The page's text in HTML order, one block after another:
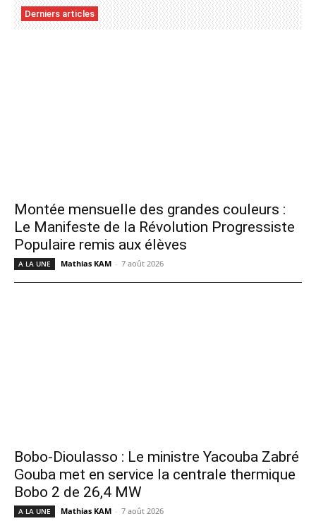
Derniers articles
Montée mensuelle des grandes couleurs :
Le Manifeste de la Révolution Progressiste
Populaire remis aux élèves
A LA UNE Mathias KAM - 7 août 2026
Bobo-Dioulasso : Le ministre Yacouba Zabré
Gouba met en service la centrale thermique
Bobo 2 de 26,4 MW
A LA UNE Mathias KAM - 7 août 2026